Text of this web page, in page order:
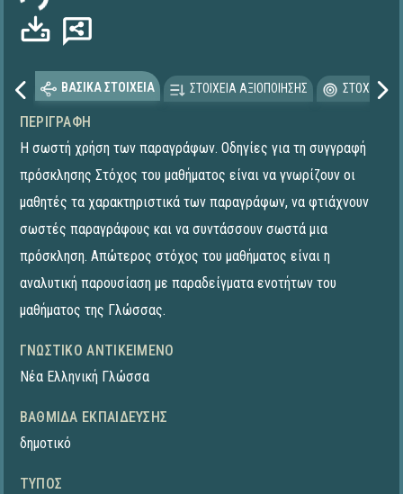
ΒΑΣΙΚΑ ΣΤΟΙΧΕΙΑ ΣΤΟΙΧΕΙΑ ΑΞΙΟΠΟΙΗΣΗΣ
ΠΕΡΙΓΡΑΦΉ
Η σωστή χρήση των παραγράφων. Οδηγίες για τη συγγραφή
πρόσκλησης Στόχος του μαθήματος είναι να γνωρίζουν οι
μαθητές τα χαρακτηριστικά των παραγράφων, να φτιάχνουν
σωστές παραγράφους και να συντάσσουν σωστά μια
πρόσκληση. Απώτερος στόχος του μαθήματος είναι η
αναλυτική παρουσίαση με παραδείγματα ενοτήτων του
μαθήματος της Γλώσσας.
ΓΝΩΣΤΙΚΌ ΑΝΤΙΚΕΊΜΕΝΟ
Νέα Ελληνική Γλώσσα
ΒΑΘΜΊΔΑ ΕΚΠΑΊΔΕΥΣΗΣ
δημοτικό
ΤΎΠΟΣ